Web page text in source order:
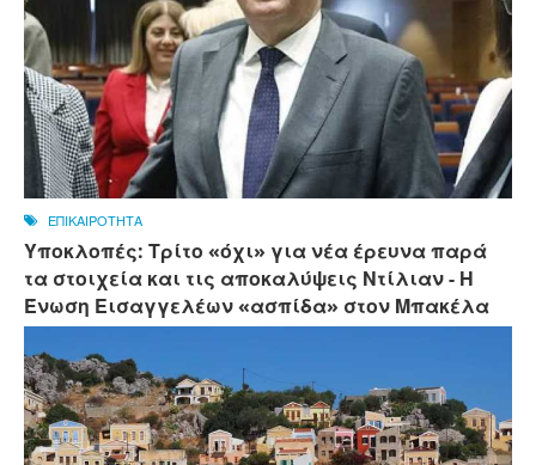
ΕΠΙΚΑΙΡΟΤΗΤΑ
Υποκλοπές: Τρίτο «όχι» για νέα έρευνα παρά
τα στοιχεία και τις αποκαλύψεις Ντίλιαν - Η
Ένωση Εισαγγελέων «ασπίδα» στον Μπακέλα